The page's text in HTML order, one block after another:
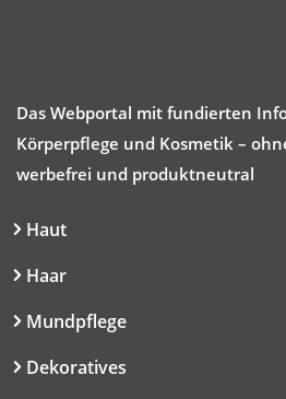
Das Webportal mit fundierten
Körperpflege und Kosmetik –
werbefrei und produktneutral
Haut
Haar
Mundpflege
Dekoratives